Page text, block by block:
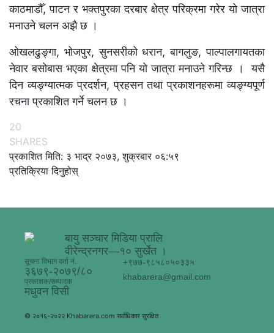
काठमाडौँ, पाटन र भक्तपुरका दरबार क्षेत्र परिक्रमा गरेर यो जात्रा
मनाउने चलन अझै छ ।
ओखलढुङ्गा, भोजपुर, सुनसरीको धरान, बागलुङ, पाल्पालगायतका
नेवार बसोबास भएका क्षेत्रमा पनि यो जात्रा मनाउने गरिन्छ । यसै
दिन व्यङ्ग्यात्मक प्रदर्शन, प्रहसन तथा प्रकाशनहरूमा व्यङ्ग्यपूर्ण
रचना प्रकाशित गर्ने चलन छ ।
20
SHARES
प्रकाशित मिति: ३ भाद्र २०७३, शुक्रबार ०६:५९
प्रतिक्रिया दिनुहोस्
बायु सञ्चार मिडिया प्रालि
वीरेन्द्रनगर—१० सुर्खेत ।
सूचना विभाग दर्ता नं.
३६७९-२०७९/८०
प्रकाशक/सम्पादक
मधुवन विसी
+९७७-९८५८०५०३३५
khabarera@gmail.com
© २०१६-२०२२ Khabarera.com सर्वाधिकार सुरक्षित